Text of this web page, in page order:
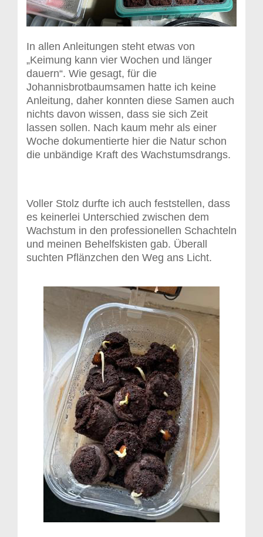
In allen Anleitungen steht etwas von
„Keimung kann vier Wochen und länger
dauern“. Wie gesagt, für die
Johannisbrotbaumsamen hatte ich keine
Anleitung, daher konnten diese Samen auch
nichts davon wissen, dass sie sich Zeit
lassen sollen. Nach kaum mehr als einer
Woche dokumentierte hier die Natur schon
die unbändige Kraft des Wachstumsdrangs.
Voller Stolz durfte ich auch feststellen, dass
es keinerlei Unterschied zwischen dem
Wachstum in den professionellen Schachteln
und meinen Behelfskisten gab. Überall
suchten Pflänzchen den Weg ans Licht.